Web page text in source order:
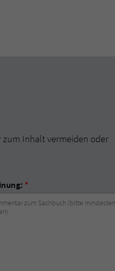
Inhalt vermeiden oder
*